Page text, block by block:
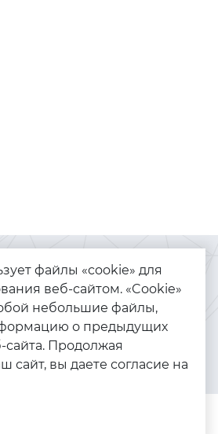
Каталог
Браслеты
Золото
Серебро
файлы «cookie» для
веб-сайтом. «Cookie»
небольшие файлы,
о предыдущих
Продолжая
сайт, вы даете согласие на